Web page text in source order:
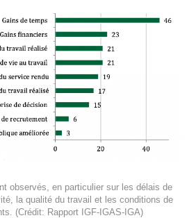
observés, en particulier sur les délais de
la qualité du travail et les conditions de
(Crédit: Rapport IGF-IGAS-IGA)